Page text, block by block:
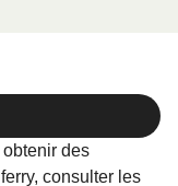
des
consulter les